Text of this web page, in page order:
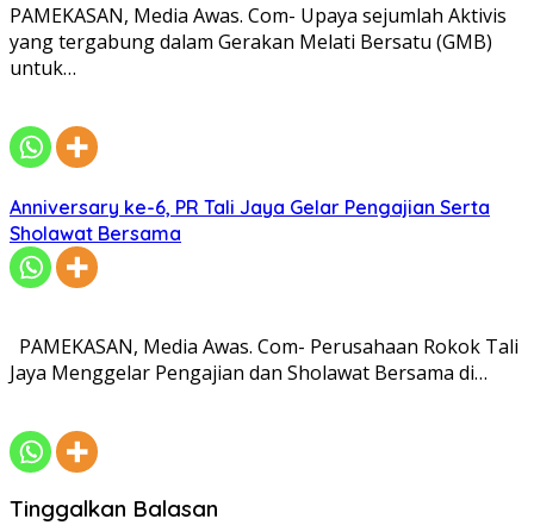
PAMEKASAN, Media Awas. Com- Upaya sejumlah Aktivis
yang tergabung dalam Gerakan Melati Bersatu (GMB)
untuk…
Anniversary ke-6, PR Tali Jaya Gelar Pengajian Serta
Sholawat Bersama
PAMEKASAN, Media Awas. Com- Perusahaan Rokok Tali
Jaya Menggelar Pengajian dan Sholawat Bersama di…
Tinggalkan Balasan